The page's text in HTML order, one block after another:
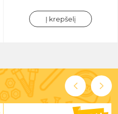
Į krepšelį